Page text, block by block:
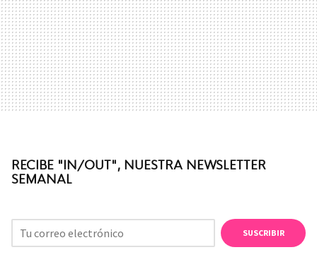
RECIBE "IN/OUT", NUESTRA NEWSLETTER
SEMANAL
SUSCRIBIR